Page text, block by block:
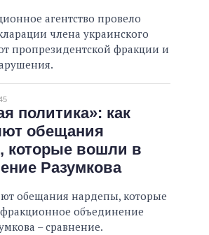
агентство провело
члена украинского
пропрезидентской фракции и
политика»: как
обещания
которые вошли в
Разумкова
обещания нардепы, которые
объединение
– сравнение.